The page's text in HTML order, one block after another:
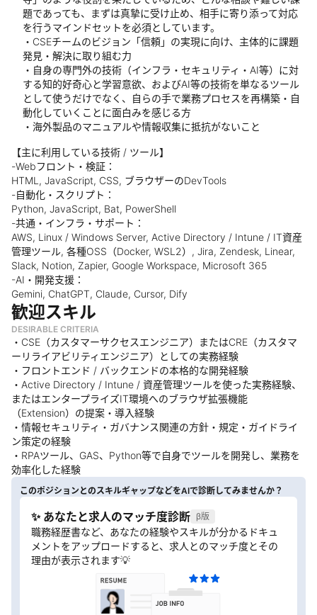
題であっても、まずは真摯に受け止め、相手に寄り添って対応
を行うマインドセットを必須としています。
・CSEチームのビジョン「信頼」の実現に向け、主体的に課題
発見・解決に取り組む力
・自身の専門外の技術（インフラ・セキュリティ・AI等）に対
する知的好奇心と学習意欲、およびAI等の技術を単なるツール
として使うだけでなく、自らの手で業務プロセスを再構築・自
動化していくことに面白みを感じる方
・海外製品のマニュアルや情報収集に抵抗がないこと
【主に利用している技術 / ツール】
-Webフロント・検証：
HTML, JavaScript, CSS, ブラウザーのDevTools
-自動化・スクリプト：
Python, JavaScript, Bat, PowerShell
-共通・インフラ・サポート：
AWS, Linux / Windows Server, Active Directory / Intune / IT資産
管理ツール, 各種OSS（Docker, WSL2）, Jira, Zendesk, Linear,
Slack, Notion, Zapier, Google Workspace, Microsoft 365
-AI・開発支援：
Gemini, ChatGPT, Claude, Cursor, Dify
歓迎スキル
DESIRABLE CRITERIA
・CSE（カスタマーサクセスエンジニア）またはCRE（カスタマ
ーリライアビリティエンジニア）としての実務経験
・フロントエンド / バックエンドの本格的な開発経験
・Active Directory / Intune / 資産管理ツールを使った実務経験、
またはエンタープライズIT環境へのブラウザ拡張機能
（Extension）の提案・導入経験
・情報セキュリティ・ガバナンス関連の方針・規定・ガイドライ
ン策定の経験
・RPAツール、GAS、Python等で自身でツールを開発し、業務を
効率化した経験
このポジションとのスキルギャップなどをAIで診断してみませんか？
✨ あなたと求人のマッチ度診断 β版
職務経歴書など、あなたの経験やスキルが分かるドキュ
メントをアップロードすると、求人とのマッチ度とその
理由が表示されます💡